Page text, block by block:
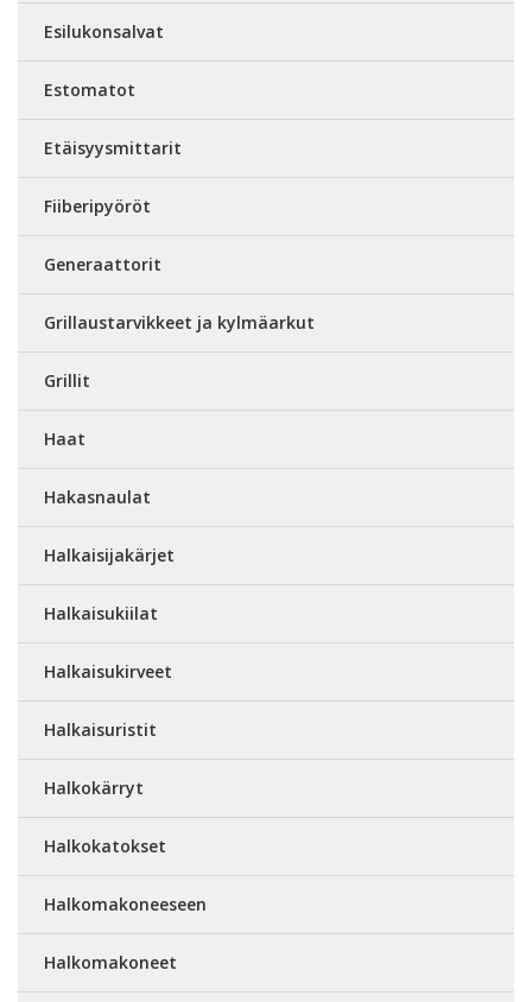
Esilukonsalvat
Estomatot
Etäisyysmittarit
Fiiberipyöröt
Generaattorit
Grillaustarvikkeet ja kylmäarkut
Grillit
Haat
Hakasnaulat
Halkaisijakärjet
Halkaisukiilat
Halkaisukirveet
Halkaisuristit
Halkokärryt
Halkokatokset
Halkomakoneeseen
Halkomakoneet